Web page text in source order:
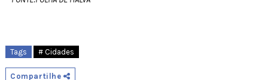
Tags # Cidades
Compartilhe